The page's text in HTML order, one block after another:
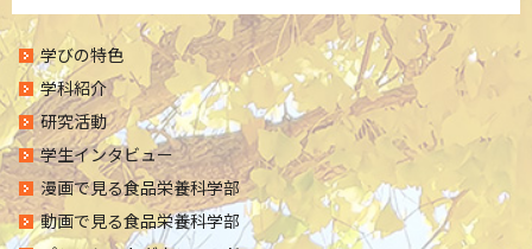
学びの特色
学科紹介
研究活動
学生インタビュー
漫画で見る食品栄養科学部
動画で見る食品栄養科学部